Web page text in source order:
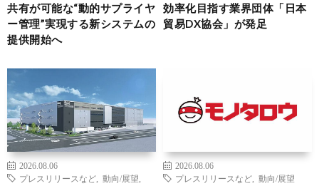
共有が可能な“動的サプライヤ
ー管理”実現する新システムの
提供開始へ
効率化目指す業界団体「日本
貿易DX協会」が発足
2026.08.06
プレスリリースなど
動向/展望
2026.08.06
プレスリリースなど
動向/展望